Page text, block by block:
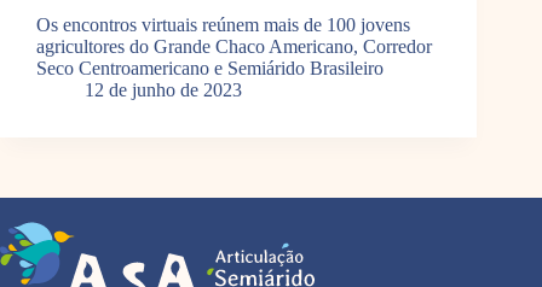
Os encontros virtuais reúnem mais de 100 jovens
agricultores do Grande Chaco Americano, Corredor
Seco Centroamericano e Semiárido Brasileiro
12 de junho de 2023